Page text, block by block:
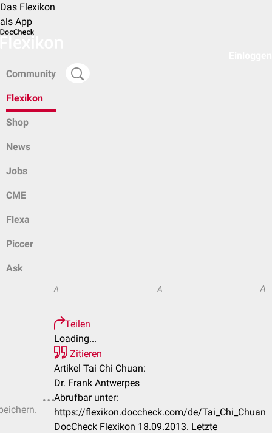
Das Flexikon
als App
Community
Flexikon
Shop
News
Jobs
CME
Flexa
Piccer
Ask
A A A
Teilen
Loading...
Zitieren
Artikel Tai Chi Chuan:
Dr. Frank Antwerpes
Abrufbar unter:
https://flexikon.doccheck.com/de/Tai_Chi_Chuan
DocCheck Flexikon 18.09.2013. Letzte